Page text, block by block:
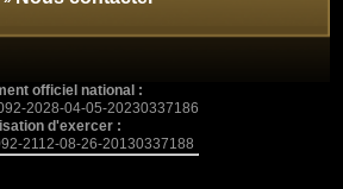
officiel national :
2028-04-05-20230337186
d'exercer :
2112-08-26-20130337188